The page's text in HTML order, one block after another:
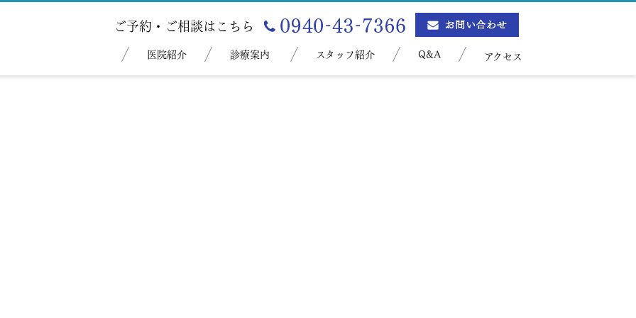
ご予約・ご相談はこちら
医院紹介 診療案内 スタッフ紹介 Q&A アクセス